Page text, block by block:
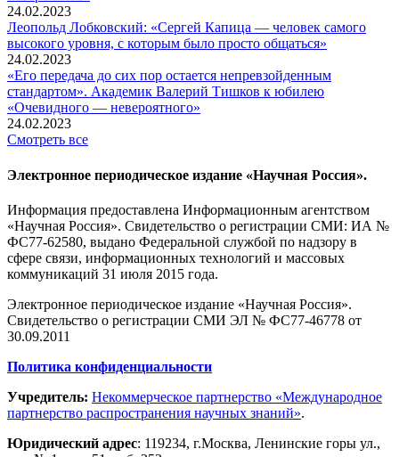
24.02.2023
Леопольд Лобковский: «Сергей Капица — человек самого
высокого уровня, с которым было просто общаться»
24.02.2023
«Его передача до сих пор остается непревзойденным
стандартом». Академик Валерий Тишков к юбилею
«Очевидного — невероятного»
24.02.2023
Смотреть все
Электронное периодическое издание «Научная Россия».
Информация предоставлена Информационным агентством
«Научная Россия». Свидетельство о регистрации СМИ: ИА №
ФС77-62580, выдано Федеральной службой по надзору в
сфере связи, информационных технологий и массовых
коммуникаций 31 июля 2015 года.
Электронное периодическое издание «Научная Россия».
Свидетельство о регистрации СМИ ЭЛ № ФС77-46778 от
30.09.2011
Политика конфиденциальности
Учредитель: Некоммерческое партнерство «Международное
партнерство распространения научных знаний».
Юридический адрес: 119234, г.Москва, Ленинские горы ул.,